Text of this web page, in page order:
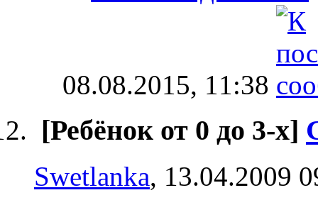
08.08.2015, 11:38
[Ребёнок от 0 до 3-х]
Swetlanka, 13.04.2009